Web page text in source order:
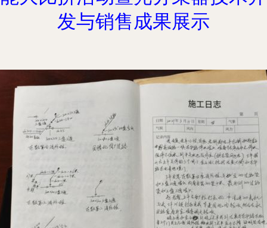
发与销售成果展示